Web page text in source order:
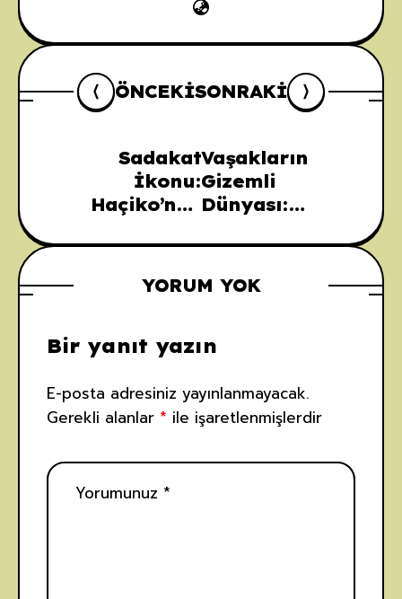
ÖNCEKISONRAKI
Sadakat
İkonu:
Haçiko’nun
Hikayesi
Vaşakların
Gizemli
Dünyası:
Unutulmuş
Yırtıcıları
YORUM YOK
Bir yanıt yazın
E-posta adresiniz yayınlanmayacak.
Gerekli alanlar * ile işaretlenmişlerdir